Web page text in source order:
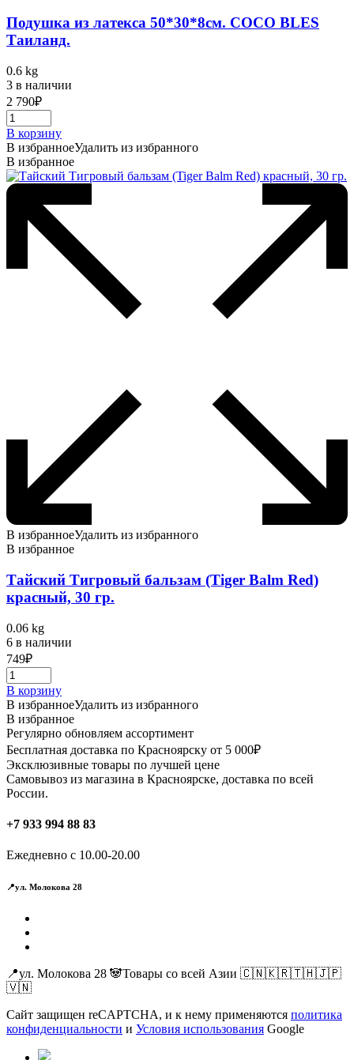
Подушка из латекса 50*30*8см. COCO BLES
Таиланд.
0.6 kg
3 в наличии
2 790₽
В корзину
В избранноеУдалить из избранного
В избранное
В избранноеУдалить из избранного
В избранное
Тайский Тигровый бальзам (Tiger Balm Red)
красный, 30 гр.
0.06 kg
6 в наличии
749₽
В корзину
В избранноеУдалить из избранного
В избранное
Регулярно обновляем ассортимент
Бесплатная доставка по Красноярску от 5 000₽
Эксклюзивные товары по лучшей цене
Самовывоз из магазина в Красноярске, доставка по всей
России.
+7 933 994 88 83
Ежедневно с 10.00-20.00
📍ул. Молокова 28
📍ул. Молокова 28 🐼Товары со всей Азии 🇨🇳🇰🇷🇹🇭🇯🇵
🇻🇳
Сайт защищен reCAPTCHA, и к нему применяются политика
конфиденциальности и Условия использования Google